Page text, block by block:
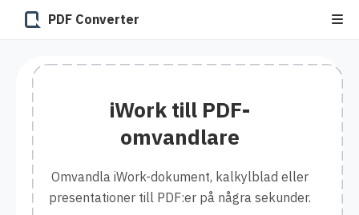
PDF Converter
iWork till PDF-
omvandlare
Omvandla iWork-dokument, kalkylblad eller
presentationer till PDF:er på några sekunder.